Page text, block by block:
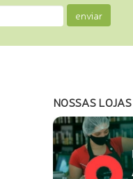
enviar
NOSSAS LOJAS